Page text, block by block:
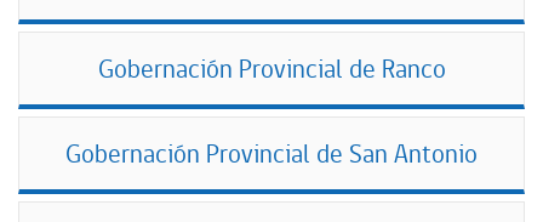
Gobernación Provincial de Ranco
Gobernación Provincial de San Antonio